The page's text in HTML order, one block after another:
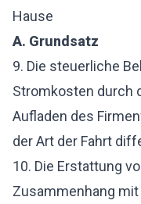
Hause
A. Grundsatz
9. Die steuerliche
Stromkosten durch
Aufladen des
der Art der Fahrt
10. Die Erstattung
Zusammenhang